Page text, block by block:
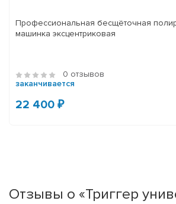
Профессиональная бесщёточная
машинка эксцентриковая
0 отзывов
заканчивается
22 400 ₽
Отзывы о «Триггер